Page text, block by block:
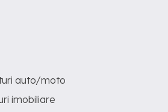
auto/moto
imobiliare